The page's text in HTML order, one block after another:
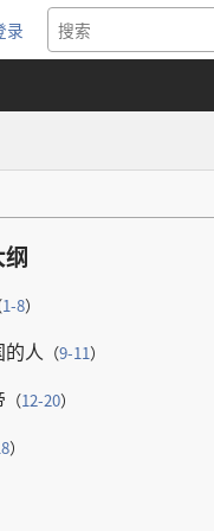
录
打
1-8）
的人 （9-11）
（12-20）
）